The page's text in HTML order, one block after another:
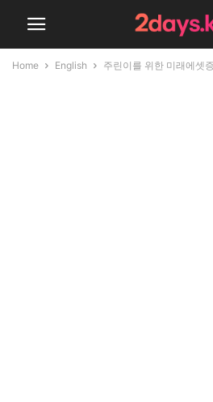
Home English 주린이를 위한 미래에셋